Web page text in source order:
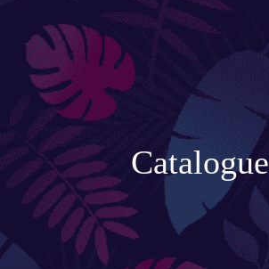
Rangements
ACCESSOIRES
Accessoires de jardinage
Boites aux lettres
Enceintes extérieures
Catalogue